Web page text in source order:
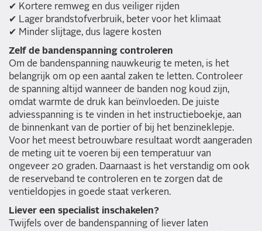
✔ Kortere remweg en dus veiliger rijden
✔ Lager brandstofverbruik, beter voor het klimaat
✔ Minder slijtage, dus lagere kosten
Zelf de bandenspanning controleren
Om de bandenspanning nauwkeurig te meten, is het
belangrijk om op een aantal zaken te letten. Controleer
de spanning altijd wanneer de banden nog koud zijn,
omdat warmte de druk kan beïnvloeden. De juiste
adviesspanning is te vinden in het instructieboekje, aan
de binnenkant van de portier of bij het benzineklepje.
Voor het meest betrouwbare resultaat wordt aangeraden
de meting uit te voeren bij een temperatuur van
ongeveer 20 graden. Daarnaast is het verstandig om ook
de reserveband te controleren en te zorgen dat de
ventieldopjes in goede staat verkeren.
Liever een specialist inschakelen?
Twijfels over de bandenspanning of liever laten